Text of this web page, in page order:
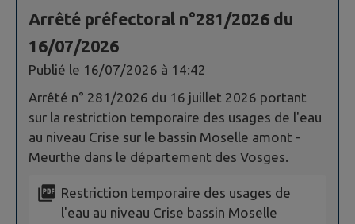
Arrêté préfectoral n°281/2026 du
16/07/2026
Publié le 16/07/2026 à 14:42
Arrêté n° 281/2026 du 16 juillet 2026 portant
sur la restriction temporaire des usages de l'eau
au niveau Crise sur le bassin Moselle amont -
Meurthe dans le département des Vosges.
Restriction temporaire des usages de
l'eau au niveau Crise bassin Moselle